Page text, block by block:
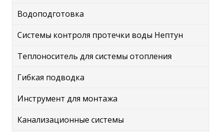
Водоподготовка
Системы контроля протечки воды Нептун
Теплоноситель для системы отопления
Гибкая подводка
Инструмент для монтажа
Канализационные системы